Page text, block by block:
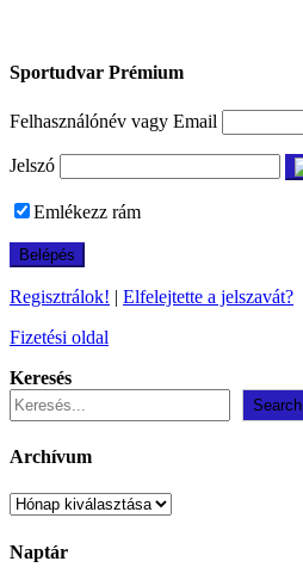
Sportudvar Prémium
Felhasználónév vagy Email
Jelszó
Emlékezz rám
Regisztrálok! | Elfelejtette a jelszavát?
Fizetési oldal
Keresés
Search
Archívum
Archívum
Naptár